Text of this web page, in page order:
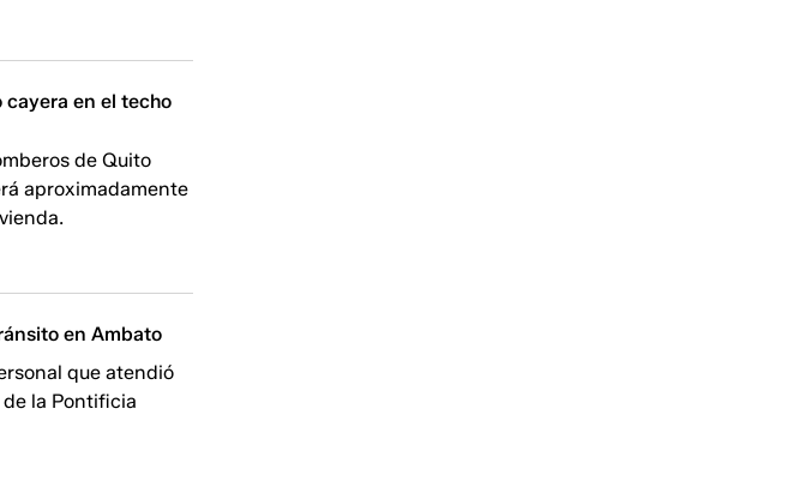
cayera en el techo
de Quito
aproximadamente
en Ambato
que atendió
la Pontificia